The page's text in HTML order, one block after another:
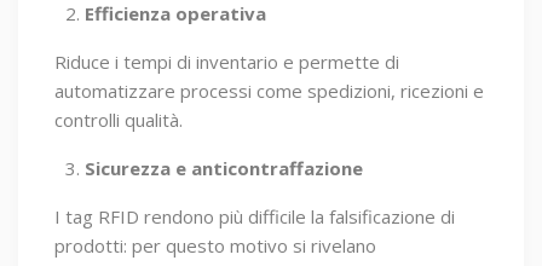
Efficienza operativa
Riduce i tempi di inventario e permette di
automatizzare processi come spedizioni, ricezioni e
controlli qualità.
Sicurezza e anticontraffazione
I tag RFID rendono più difficile la falsificazione di
prodotti: per questo motivo si rivelano